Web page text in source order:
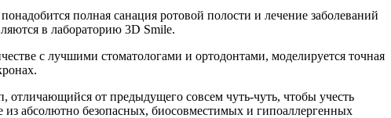
полная санация ротовой полости и лечение заболеваний
в лабораторию 3D Smile.
с лучшими стоматологами и ортодонтами, моделируется точная
отличающийся от предыдущего совсем чуть-чуть, чтобы учесть
абсолютно безопасных, биосовместимых и гипоаллергенных